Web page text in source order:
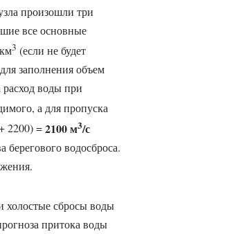
произошли три
все основные
3 (если не будет
заполнения объем
воды при
а для пропуска
2200) =2100 м3/с
берегового водосброса.
холостые сбросы воды
притока воды